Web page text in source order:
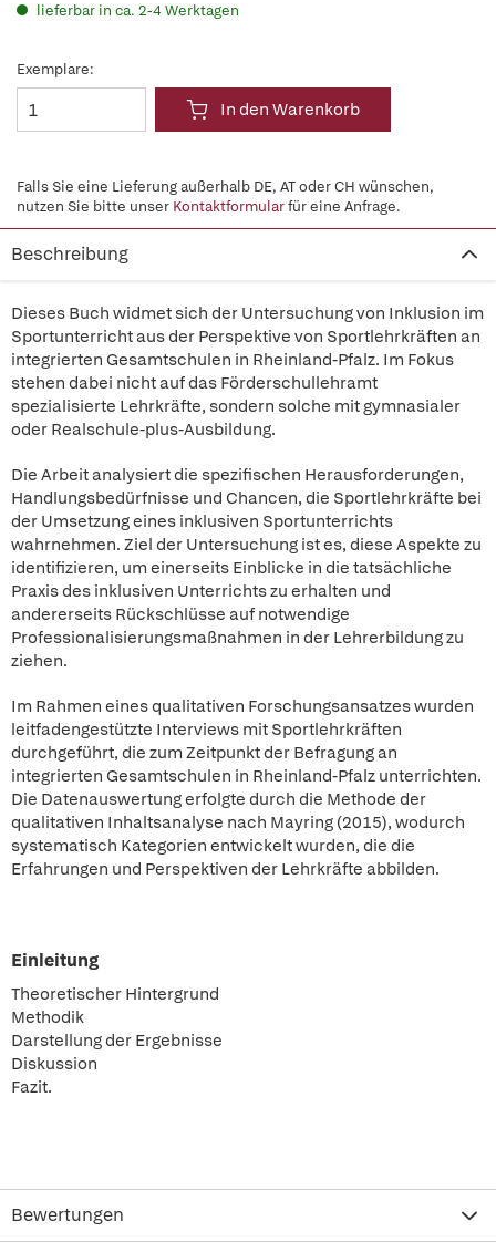
lieferbar in ca. 2-4 Werktagen
Exemplare:
In den Warenkorb
Falls Sie eine Lieferung außerhalb DE, AT oder CH wünschen,
nutzen Sie bitte unser Kontaktformularfür eine Anfrage.
Beschreibung
Dieses Buch widmet sich der Untersuchung von Inklusion im
Sportunterricht aus der Perspektive von Sportlehrkräften an
integrierten Gesamtschulen in Rheinland-Pfalz. Im Fokus
stehen dabei nicht auf das Förderschullehramt
spezialisierte Lehrkräfte, sondern solche mit gymnasialer
oder Realschule-plus-Ausbildung.
Die Arbeit analysiert die spezifischen Herausforderungen,
Handlungsbedürfnisse und Chancen, die Sportlehrkräfte bei
der Umsetzung eines inklusiven Sportunterrichts
wahrnehmen. Ziel der Untersuchung ist es, diese Aspekte zu
identifizieren, um einerseits Einblicke in die tatsächliche
Praxis des inklusiven Unterrichts zu erhalten und
andererseits Rückschlüsse auf notwendige
Professionalisierungsmaßnahmen in der Lehrerbildung zu
ziehen.
Im Rahmen eines qualitativen Forschungsansatzes wurden
leitfadengestützte Interviews mit Sportlehrkräften
durchgeführt, die zum Zeitpunkt der Befragung an
integrierten Gesamtschulen in Rheinland-Pfalz unterrichten.
Die Datenauswertung erfolgte durch die Methode der
qualitativen Inhaltsanalyse nach Mayring (2015), wodurch
systematisch Kategorien entwickelt wurden, die die
Erfahrungen und Perspektiven der Lehrkräfte abbilden.
Einleitung
Theoretischer Hintergrund
Methodik
Darstellung der Ergebnisse
Diskussion
Fazit.
Bewertungen